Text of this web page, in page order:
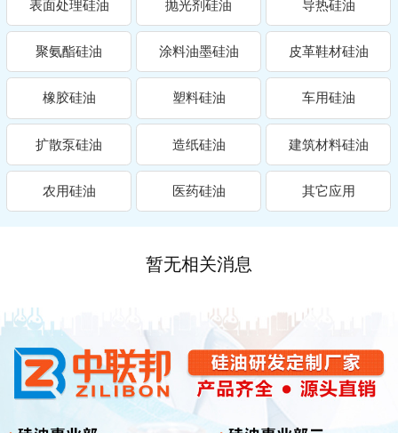
表面处理硅油 抛光剂硅油 导热硅油
聚氨酯硅油 涂料油墨硅油 皮革鞋材硅油
橡胶硅油 塑料硅油 车用硅油
扩散泵硅油 造纸硅油 建筑材料硅油
农用硅油 医药硅油 其它应用
暂无相关消息